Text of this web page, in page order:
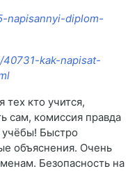
napisannyi-diplom-
kak-napisat-
кто учится,
сам, комиссия правда
учёбы! Быстро
объяснения. Очень
Безопасность на